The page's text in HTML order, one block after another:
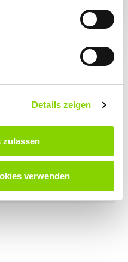
Details zeigen
zulassen
verwenden
Atmen funktionierte plötzlich
zwei kurze Minuten im
entspannt und
dieses besonderen